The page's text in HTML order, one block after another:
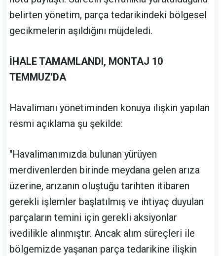
belirten yönetim, parça tedarikindeki bölgesel
gecikmelerin aşıldığını müjdeledi.
İHALE TAMAMLANDI, MONTAJ 10
TEMMUZ'DA
Havalimanı yönetiminden konuya ilişkin yapılan
resmi açıklama şu şekilde:
"Havalimanımızda bulunan yürüyen
merdivenlerden birinde meydana gelen arıza
üzerine, arızanın oluştuğu tarihten itibaren
gerekli işlemler başlatılmış ve ihtiyaç duyulan
parçaların temini için gerekli aksiyonlar
ivedilikle alınmıştır. Ancak alım süreçleri ile
bölgemizde yaşanan parça tedarikine ilişkin